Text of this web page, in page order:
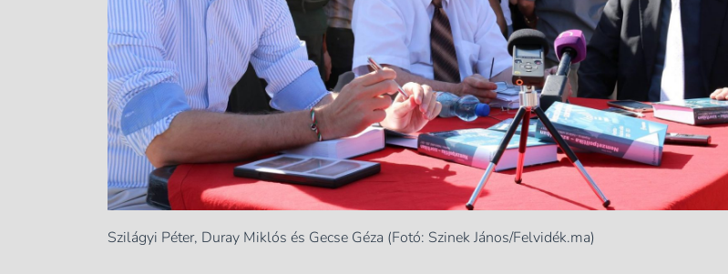
Szilágyi Péter, Duray Miklós és Gecse Géza (Fotó: Szinek János/Felvidék.ma)